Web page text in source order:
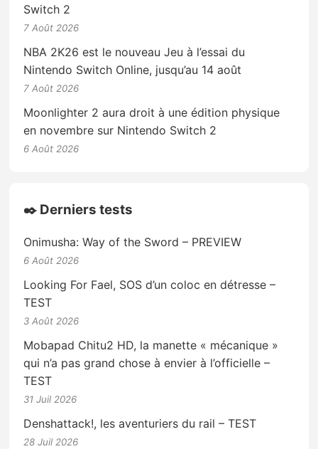
Switch 2
7 Août 2026
NBA 2K26 est le nouveau Jeu à l’essai du
Nintendo Switch Online, jusqu’au 14 août
7 Août 2026
Moonlighter 2 aura droit à une édition physique
en novembre sur Nintendo Switch 2
6 Août 2026
✒️ Derniers tests
Onimusha: Way of the Sword – PREVIEW
6 Août 2026
Looking For Fael, SOS d’un coloc en détresse –
TEST
3 Août 2026
Mobapad Chitu2 HD, la manette « mécanique »
qui n’a pas grand chose à envier à l’officielle –
TEST
31 Juil 2026
Denshattack!, les aventuriers du rail – TEST
28 Juil 2026